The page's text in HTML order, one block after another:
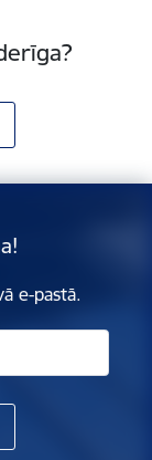
e-pastā.